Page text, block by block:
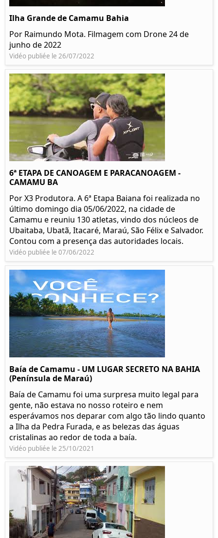
Ilha Grande de Camamu Bahia
Por Raimundo Mota. Filmagem com Drone 24 de
junho de 2022
Vidéo publiée le 26/07/2022
6ª ETAPA DE CANOAGEM E PARACANOAGEM -
CAMAMU BA
Por X3 Produtora. A 6ª Etapa Baiana foi realizada no
último domingo dia 05/06/2022, na cidade de
Camamu e reuniu 130 atletas, vindo dos núcleos de
Ubaitaba, Ubatã, Itacaré, Maraú, São Félix e Salvador.
Contou com a presença das autoridades locais.
Vidéo publiée le 07/06/2022
Baía de Camamu - UM LUGAR SECRETO NA BAHIA
(Península de Maraú)
Baía de Camamu foi uma surpresa muito legal para
gente, não estava no nosso roteiro e nem
esperávamos nos deparar com algo tão lindo quanto
a Ilha da Pedra Furada, e as belezas das águas
cristalinas ao redor de toda a baía.
Vidéo publiée le 25/10/2021